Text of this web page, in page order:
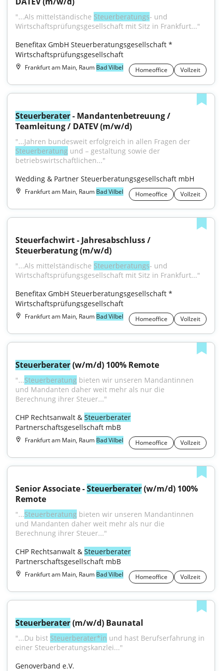
"...Als mittelständische Steuerberatungs- und
Wirtschaftsprüfungsgesellschaft mit Sitz in Frankfurt..."
Benefitax GmbH Steuerberatungsgesellschaft *
Wirtschaftsprüfungsgesellschaft
Frankfurt am Main, Raum Bad Vilbel Homeoffice Vollzeit
Steuerberater - Mandantenbetreuung /
Teamleitung / DATEV (m/w/d)
Steuerberatung und – gestaltung sowie der
betriebswirtschaftlichen..."
Wedding & Partner Steuerberatungsgesellschaft mbH
Frankfurt am Main, Raum Bad Vilbel Homeoffice Vollzeit
Steuerfachwirt - Jahresabschluss /
Steuerberatung (m/w/d)
"...Als mittelständische Steuerberatungs- und
Wirtschaftsprüfungsgesellschaft mit Sitz in Frankfurt..."
Benefitax GmbH Steuerberatungsgesellschaft *
Wirtschaftsprüfungsgesellschaft
Frankfurt am Main, Raum Bad Vilbel Homeoffice Vollzeit
Steuerberater (w/m/d) 100% Remote
"...Steuerberatung bieten wir unseren Mandantinnen
und Mandanten daher weit mehr als nur die
Berechnung ihrer Steuer..."
CHP Rechtsanwalt & Steuerberater
Partnerschaftsgesellschaft mbB
Frankfurt am Main, Raum Bad Vilbel Homeoffice Vollzeit
Senior Associate - Steuerberater (w/m/d) 100%
Remote
"...Steuerberatung bieten wir unseren Mandantinnen
und Mandanten daher weit mehr als nur die
Berechnung ihrer Steuer..."
CHP Rechtsanwalt & Steuerberater
Partnerschaftsgesellschaft mbB
Frankfurt am Main, Raum Bad Vilbel Homeoffice Vollzeit
Steuerberater (m/w/d) Baunatal
"...Du bist Steuerberater*in und hast Berufserfahrung in
einer Steuerberatungskanzlei..."
Genoverband e.V.